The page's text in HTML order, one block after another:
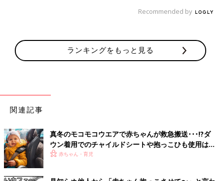
立って長女を抱っこしてあやしたのですが、腕の中でのけぞるば
か」と私の母が抱っこすると、腕の中でうとうとし出すのです。
赤ちゃんのお世話をするときは、気持ちに余裕がないと、赤ちゃ
んの気持ちにも影響があるのだなと思った出来事でした。
新型コロナの流行に限らず、育児では、思いがけない出来事や状
としたり、いつまでも変えられない状況を悔やんだりするより
も、置かれた状況でどう過ごすかに目を向けるといいのではと思
います。
わが家の場合は、自宅でのゲーム大会や縁日ごっこ、居間を映画
Recommended by
ランキングをもっと見る
関連記事
真冬のモコモコウエアで赤ちゃんが救急搬送･･･!?ダ
ウン着用でのチャイルドシートや抱っこひも使用は危
険【小児科医】
赤ちゃん・育児